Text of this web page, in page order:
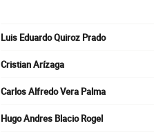
Luis Eduardo Quiroz Prado
Cristian Arízaga
Carlos Alfredo Vera Palma
Hugo Andres Blacio Rogel